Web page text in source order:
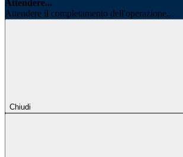
Attendere...
Attendere il completamento dell'operazione...
Chiudi